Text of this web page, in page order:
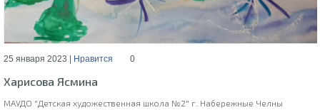
25 января 2023 | Нравится 0
Харисова Ясмина
МАУДО "Детская художественная школа №2" г. Набережные Челны